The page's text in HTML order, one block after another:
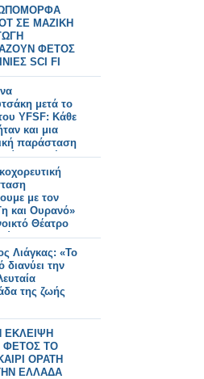
ΣΕ ΜΑΖΙΚΗ
ΦΕΤΟΣ
SCI FI
μετά το
YFSF: Κάθε
και μια
παράσταση
ταλέντο
με τον
και Ουρανό»
Θέατρο
Λιάγκας: «Το
διανύει την
της ζωής
ΕΚΛΕΙΨΗ
ΦΕΤΟΣ ΤΟ
ΟΡΑΤΗ
ΕΛΛΑΔΑ